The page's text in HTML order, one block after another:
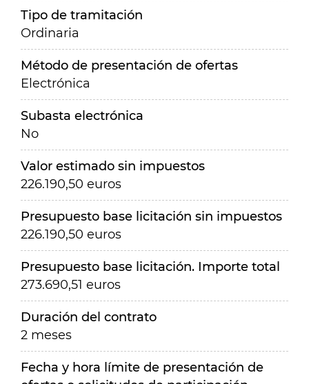
Tipo de tramitación
Ordinaria
Método de presentación de ofertas
Electrónica
Subasta electrónica
No
Valor estimado sin impuestos
226.190,50 euros
Presupuesto base licitación sin impuestos
226.190,50 euros
Presupuesto base licitación. Importe total
273.690,51 euros
Duración del contrato
2 meses
Fecha y hora límite de presentación de